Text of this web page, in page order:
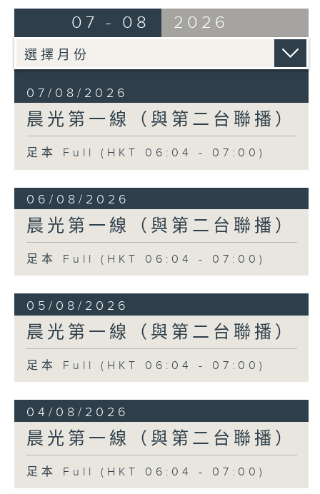
07 - 08 2026
07/08/2026
晨光第一線（與第二台聯播）
足本 Full (HKT 06:04 - 07:00)
06/08/2026
晨光第一線（與第二台聯播）
足本 Full (HKT 06:04 - 07:00)
05/08/2026
晨光第一線（與第二台聯播）
足本 Full (HKT 06:04 - 07:00)
04/08/2026
晨光第一線（與第二台聯播）
足本 Full (HKT 06:04 - 07:00)